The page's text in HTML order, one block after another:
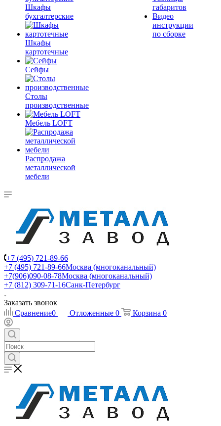
Шкафы
бухгалтерские
Шкафы
картотечные
Сейфы
Столы
производственные
Мебель LOFT
Распродажа
металлической
мебели
габаритов
Видео
инструкции
по сборке
+7 (495) 721-89-66
+7 (495) 721-89-66Москва (многоканальный)
+7(906)090-08-78Москва (многоканальный)
+7 (812) 309-71-16Санк-Петербург
Заказать звонок
Сравнение0 Отложенные 0 Корзина 0